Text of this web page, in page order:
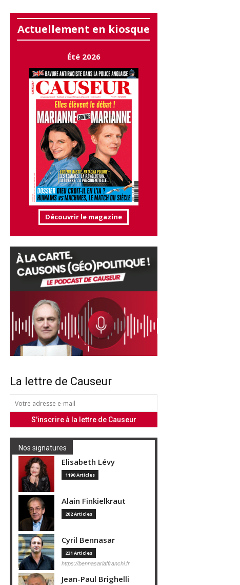
Actuellement en kiosque
Été 2026
Découvrir le magazine
La lettre de Causeur
Nos signatures
Elisabeth Lévy
1190 Articles
Alain Finkielkraut
202 Articles
Cyril Bennasar
231 Articles
https://bennasarlaffranchi.fr
Jean-Paul Brighelli